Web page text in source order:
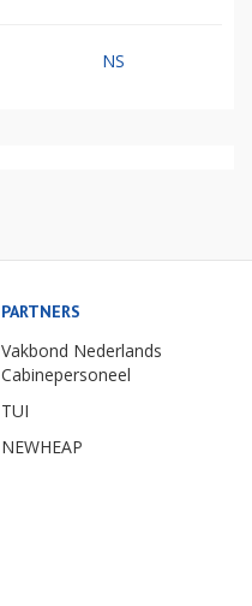
NS
PARTNERS
Vakbond Nederlands
Cabinepersoneel
TUI
NEWHEAP